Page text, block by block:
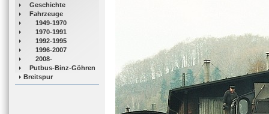
Geschichte
Fahrzeuge
1949-1970
1970-1991
1992-1995
1996-2007
2008-
Putbus-Binz-Göhren
Breitspur